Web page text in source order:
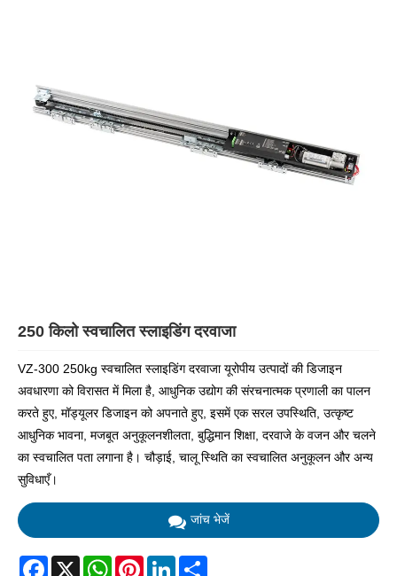
250 किलो स्वचालित स्लाइडिंग दरवाजा
VZ-300 250kg स्वचालित स्लाइडिंग दरवाजा यूरोपीय उत्पादों की डिजाइन
अवधारणा को विरासत में मिला है, आधुनिक उद्योग की संरचनात्मक प्रणाली का पालन
करते हुए, मॉड्यूलर डिजाइन को अपनाते हुए, इसमें एक सरल उपस्थिति, उत्कृष्ट
आधुनिक भावना, मजबूत अनुकूलनशीलता, बुद्धिमान शिक्षा, दरवाजे के वजन और चलने
का स्वचालित पता लगाना है। चौड़ाई, चालू स्थिति का स्वचालित अनुकूलन और अन्य
सुविधाएँ।
जांच भेजें
Facebook
X WhatsAppPinterestLinkedIn